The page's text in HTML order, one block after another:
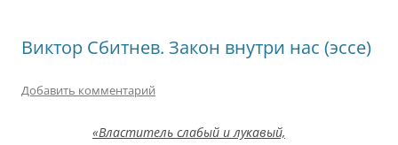
Виктор Сбитнев. Закон внутри нас (эссе)
Добавить комментарий
«Властитель слабый и лукавый,